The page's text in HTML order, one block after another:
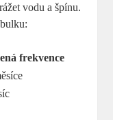
vodu a špínu.
frekvence